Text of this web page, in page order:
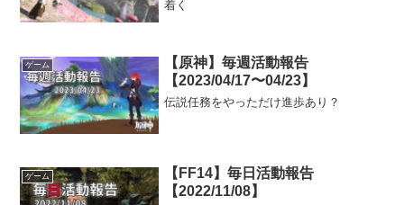
着く
ゲーム
【原神】毎週活動報告
【2023/04/17〜04/23】
伝説任務をやっただけ進歩あり？
ゲーム
【FF14】毎日活動報告
【2022/11/08】